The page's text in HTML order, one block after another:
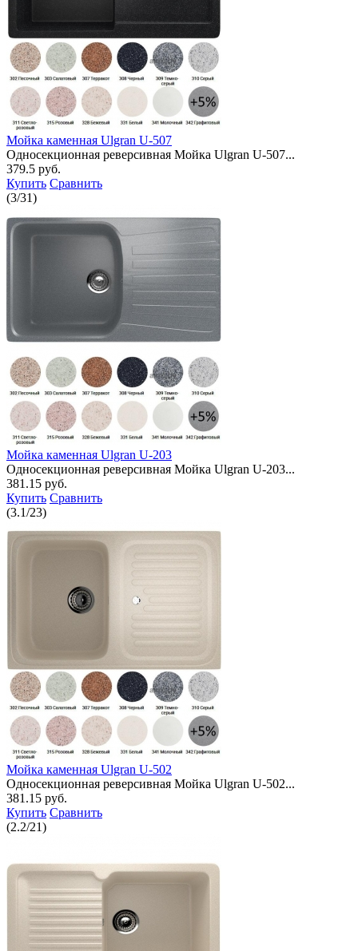
Мойка каменная Ulgran U-507
Односекционная реверсивная Мойка Ulgran U-507...
379.5 руб.
Купить Сравнить
(3/31)
Мойка каменная Ulgran U-203
Односекционная реверсивная Мойка Ulgran U-203...
381.15 руб.
Купить Сравнить
(3.1/23)
Мойка каменная Ulgran U-502
Односекционная реверсивная Мойка Ulgran U-502...
381.15 руб.
Купить Сравнить
(2.2/21)